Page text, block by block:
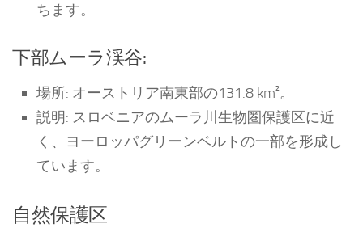
ちます。
下部ムーラ渓谷:
場所: オーストリア南東部の131.8 km²。
説明: スロベニアのムーラ川生物圏保護区に近
く、ヨーロッパグリーンベルトの一部を形成し
ています。
自然保護区